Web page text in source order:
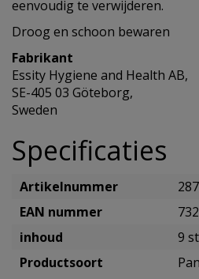
eenvoudig te verwijderen.
Droog en schoon bewaren
Fabrikant
Essity Hygiene and Health AB,
SE-405 03 Göteborg,
Sweden
Specificaties
Artikelnummer
EAN nummer
inhoud
9
Productsoort